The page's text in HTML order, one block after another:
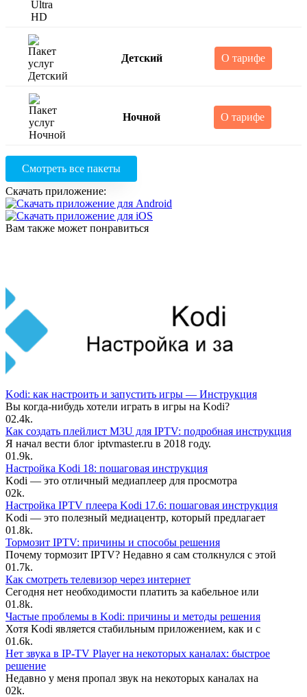
Детский О тарифе
Ночной О тарифе
Смотреть все пакеты
Скачать приложение:
Вам также может понравиться
Kodi: как настроить и запустить игры — Инструкция
Вы когда-нибудь хотели играть в игры на Kodi?
02.4k.
Как создать плейлист M3U для IPTV: подробная инструкция
Я начал вести блог iptvmaster.ru в 2018 году.
01.9k.
Настройка Kodi 18: пошаговая инструкция
Kodi — это отличный медиаплеер для просмотра
02k.
Настройка IPTV плеера Kodi 17.6: пошаговая инструкция
Kodi — это полезный медиацентр, который предлагает
01.8k.
Тормозит IPTV: причины и способы решения
Почему тормозит IPTV? Недавно я сам столкнулся с этой
01.7k.
Как смотреть телевизор через интернет
Сегодня нет необходимости платить за кабельное или
01.8k.
Частые проблемы в Kodi: причины и методы решения
Хотя Kodi является стабильным приложением, как и с
01.6k.
Нет звука в IP-TV Player на некоторых каналах: быстрое
решение
Недавно у меня пропал звук на некоторых каналах на
02k.